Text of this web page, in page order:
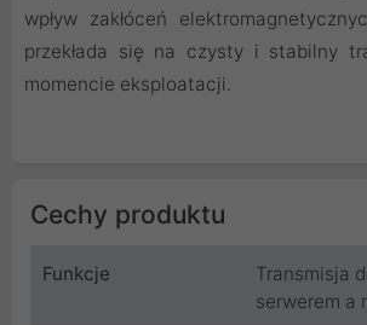
wpływ zakłóceń
przekłada się na czysty i stabilny
momencie eksploatacji.
Cechy produktu
Funkcje
Transmisja
serwerem a